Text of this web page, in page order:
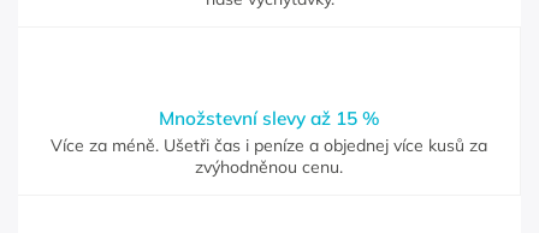
Množstevní slevy až 15 %
Více za méně. Ušetři čas i peníze a objednej více kusů za
zvýhodněnou cenu.